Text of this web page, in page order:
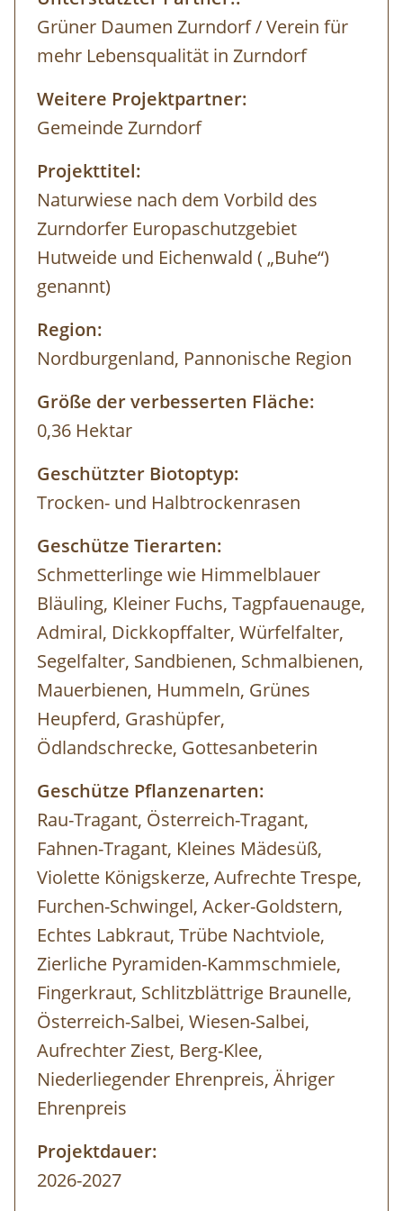
Grüner Daumen Zurndorf / Verein für
mehr Lebensqualität in Zurndorf
Weitere Projektpartner:
Gemeinde Zurndorf
Projekttitel:
Naturwiese nach dem Vorbild des
Zurndorfer Europaschutzgebiet
Hutweide und Eichenwald ( „Buhe“)
genannt)
Region:
Nordburgenland, Pannonische Region
Größe der verbesserten Fläche:
0,36 Hektar
Geschützter Biotoptyp:
Trocken- und Halbtrockenrasen
Geschütze Tierarten:
Schmetterlinge wie Himmelblauer
Bläuling, Kleiner Fuchs, Tagpfauenauge,
Admiral, Dickkopffalter, Würfelfalter,
Segelfalter, Sandbienen, Schmalbienen,
Mauerbienen, Hummeln, Grünes
Heupferd, Grashüpfer,
Ödlandschrecke, Gottesanbeterin
Geschütze Pflanzenarten:
Rau-Tragant, Österreich-Tragant,
Fahnen-Tragant, Kleines Mädesüß,
Violette Königskerze, Aufrechte Trespe,
Furchen-Schwingel, Acker-Goldstern,
Echtes Labkraut, Trübe Nachtviole,
Zierliche Pyramiden-Kammschmiele,
Fingerkraut, Schlitzblättrige Braunelle,
Österreich-Salbei, Wiesen-Salbei,
Aufrechter Ziest, Berg-Klee,
Niederliegender Ehrenpreis, Ähriger
Ehrenpreis
Projektdauer:
2026-2027